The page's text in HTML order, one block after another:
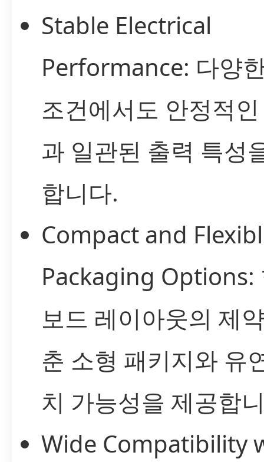
Stable Electrical
Performance: 다양
조건에서도 안정적
과 일관된 출력 특성
합니다.
Compact and
Packaging Options:
보드 레이아웃의 제
춘 소형 패키지와 유
치 가능성을 제공합
Wide Compatibility